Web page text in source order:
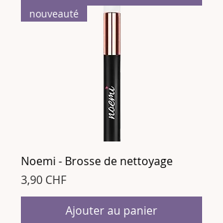
nouveauté
Noemi - Brosse de nettoyage
Prix
3,90 CHF
Ajouter au panier